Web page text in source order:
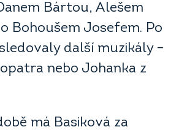
Bártou, Alešem
Bohoušem Josefem. Po
další muzikály –
nebo Johanka z
má Basiková za